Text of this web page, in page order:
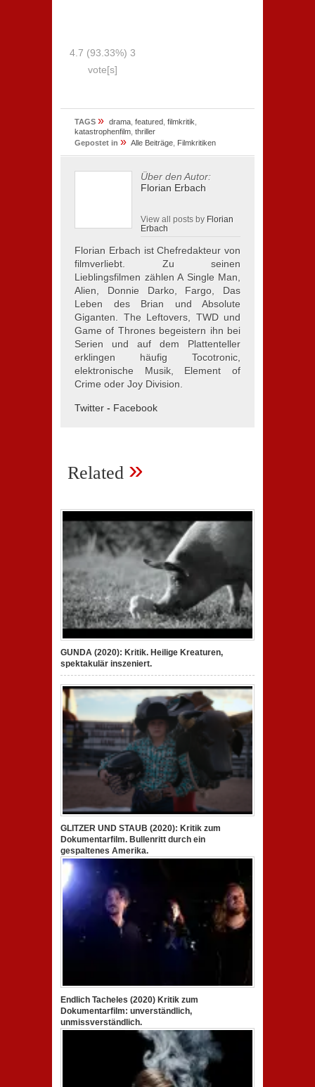
4.7 (93.33%) 3
vote[s]
TAGS » drama featured filmkritik
katastrophenfilm thriller
Gepostet in » Alle Beiträge Filmkritiken
Über den Autor:
Florian Erbach
View all posts by Florian
Erbach
Florian Erbach ist Chefredakteur von
filmverliebt. Zu seinen
Lieblingsfilmen zählen A Single Man,
Alien, Donnie Darko, Fargo, Das
Leben des Brian und Absolute
Giganten. The Leftovers, TWD und
Game of Thrones begeistern ihn bei
Serien und auf dem Plattenteller
erklingen häufig Tocotronic,
elektronische Musik, Element of
Crime oder Joy Division.
Twitter - Facebook
Related »
GUNDA (2020): Kritik. Heilige Kreaturen,
spektakulär inszeniert.
GLITZER UND STAUB (2020): Kritik zum
Dokumentarfilm. Bullenritt durch ein
gespaltenes Amerika.
Endlich Tacheles (2020) Kritik zum
Dokumentarfilm: unverständlich,
unmissverständlich.